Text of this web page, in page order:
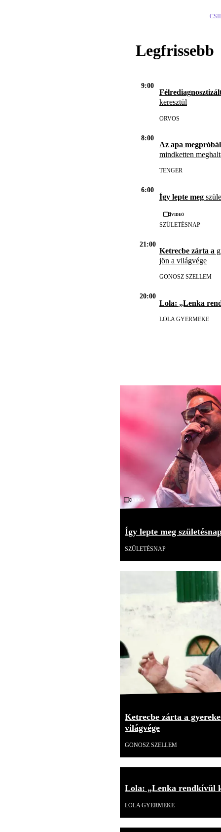
Legfrissebb
9:00
keresztül
ORVOS
8:00
Az apa
mindketten
TENGER
6:00
Így lepte meg
Videó
SZÜLETÉSNAP
21:00
Ketrecbe zárta a
jön a világvége
GONOSZ SZELLEM
20:00
Lola: „Lenka
LOLA GYERMEKE
Videó
Így lepte meg
SZÜLETÉSNAP
Ketrecbe zárta a
világvége
GONOSZ SZELLEM
Lola: „Lenka rendkívül
LOLA GYERMEKE